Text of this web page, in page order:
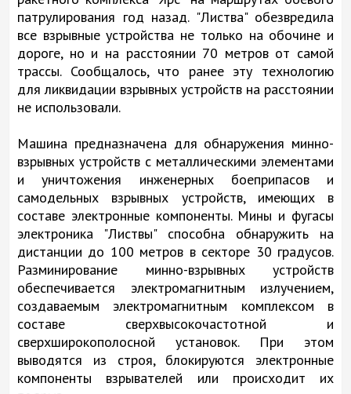
патрулирования год назад. "Листва" обезвредила
все взрывные устройства не только на обочине и
дороге, но и на расстоянии 70 метров от самой
трассы. Сообщалось, что ранее эту технологию
для ликвидации взрывных устройств на расстоянии
не использовали.
Машина предназначена для обнаружения минно-
взрывных устройств с металлическими элементами
и уничтожения инженерных боеприпасов и
самодельных взрывных устройств, имеющих в
составе электронные компоненты. Мины и фугасы
электроника "Листвы" способна обнаружить на
дистанции до 100 метров в секторе 30 градусов.
Разминирование минно-взрывных устройств
обеспечивается электромагнитным излучением,
создаваемым электромагнитным комплексом в
составе сверхвысокочастотной и
сверхширокополосной установок. При этом
выводятся из строя, блокируются электронные
компоненты взрывателей или происходит их